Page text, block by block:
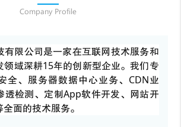
Company Profile
有限公司是一家在互联网技术服务和
领域深耕15年的创新型企业。我们专
全、服务器数据中心业务、CDN业
透检测、定制App软件开发、网站开
面的技术服务。